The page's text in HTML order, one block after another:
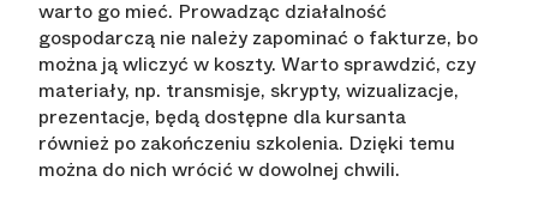
warto go mieć. Prowadząc działalność
gospodarczą nie należy zapominać o fakturze, bo
można ją wliczyć w koszty. Warto sprawdzić, czy
materiały, np. transmisje, skrypty, wizualizacje,
prezentacje, będą dostępne dla kursanta
również po zakończeniu szkolenia. Dzięki temu
można do nich wrócić w dowolnej chwili.